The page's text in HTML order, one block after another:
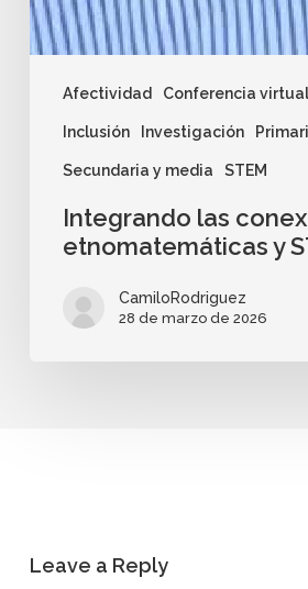
Afectividad Conferencia virtual
Inclusión Investigación
Secundaria y media STEM
Integrando las
etnomatemáticas y
CamiloRodriguez
28 de marzo de 2026
Leave a Reply